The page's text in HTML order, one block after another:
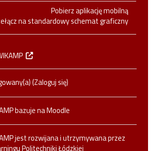
Ctrl + Alt + →
Ctrl + Alt + f
Pobierz aplikację mobilną
na standardowy schemat graficzny
(Zaloguj się)
bazuje naMoodle
jest rozwijana i utrzymywana przez
Politechniki Łódzkiej